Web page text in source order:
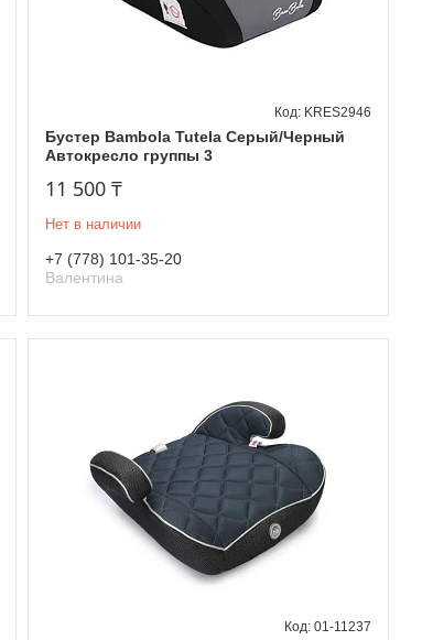
Бустер Bambola Tutela Серый/Черный
Автокресло группы 3
KRES2946
11 500 ₸
Нет в наличии
+7 (778) 101-35-20
Валентина
01-11237